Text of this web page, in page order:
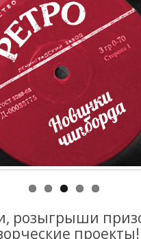
розыгрыши
проекты!